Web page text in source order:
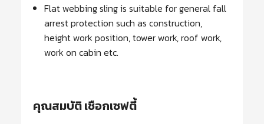
Flat webbing sling is suitable for general fall
arrest protection such as construction,
height work position, tower work, roof work,
work on cabin etc.
คุณสมบัติ เชือกเซฟตี้